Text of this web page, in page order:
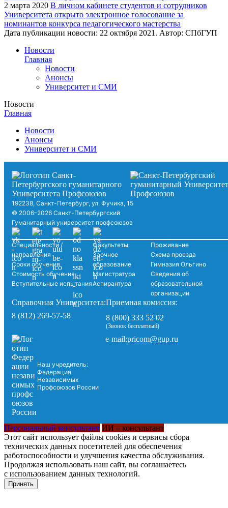
2 марта 2020 В личном кабинете студентов и сотрудников
Университета открыто электронное голосование за
номинантов конкурса педагогического мастерства
Дата публикации новости: 22 октября 2021 . Автор: СПбГУП
Новости
Главная
Новости
Анонсы
Университет и СМИ
Новости
Главная
Новости
Анонсы
Университет и СМИ
192238, Санкт-Петербург, ул. Фучика, 15
© 2006–2026 Санкт-Петербургский
Гуманитарный университет профсоюзов
Специальности /
направления
Сроки обучения
Стоимость обучения
Вступительные испытания
Факультеты
Заочное
образование
Магистратура
Аспирантура
Проживание
Схема проезда
Гимназия Ольгино
Сведения об
образовательной
организации
Справочная Университета:
8 (812) 269-57-58
Приемная комиссия:
8 (800) 333 52 02
(Звонок бесплатный)
Наш учредитель:
Федерация
Независимых
Профсоюзов России
e-mail:pricom@gup.ru
Персональный консультант ИИ – консультант
Этот сайт использует файлы cookies и сервисы сбора
технических данных посетителей для обеспечения
работоспособности и улучшения качества обслуживания.
Продолжая использовать наш сайт, вы соглашаетесь
с использованием данных технологий.
Принять